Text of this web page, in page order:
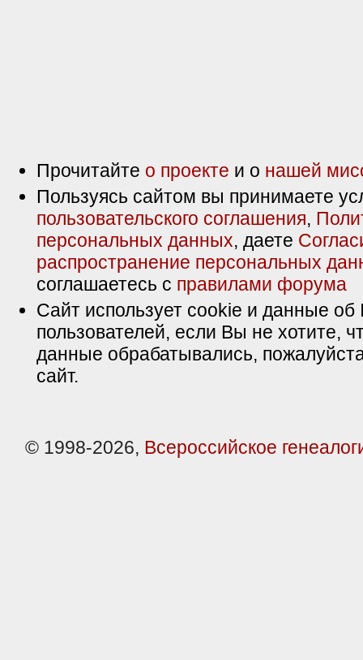
Прочитайте о проекте и о нашей
Пользуясь сайтом вы принимаете
пользовательского соглашения,
персональных данных, даете
распространение персональных
соглашаетесь с правилами форума
Сайт использует cookie и данные об
пользователей, если Вы не хотите,
данные обрабатывались,
сайт.
© 1998-2026, Всероссийское